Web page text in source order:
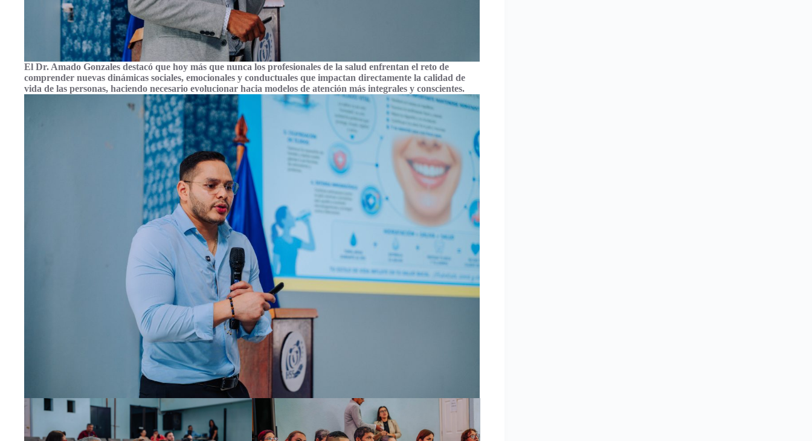
El Dr. Amado Gonzales destacó que hoy más que nunca los profesionales de la salud enfrentan el reto de
comprender nuevas dinámicas sociales, emocionales y conductuales que impactan directamente la calidad de
vida de las personas, haciendo necesario evolucionar hacia modelos de atención más integrales y conscientes.